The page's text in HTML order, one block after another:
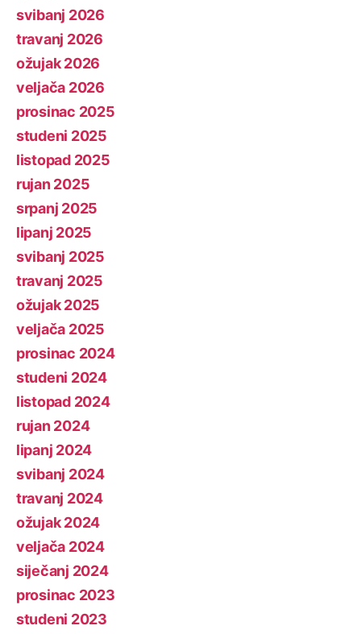
svibanj 2026
travanj 2026
ožujak 2026
veljača 2026
prosinac 2025
studeni 2025
listopad 2025
rujan 2025
srpanj 2025
lipanj 2025
svibanj 2025
travanj 2025
ožujak 2025
veljača 2025
prosinac 2024
studeni 2024
listopad 2024
rujan 2024
lipanj 2024
svibanj 2024
travanj 2024
ožujak 2024
veljača 2024
siječanj 2024
prosinac 2023
studeni 2023